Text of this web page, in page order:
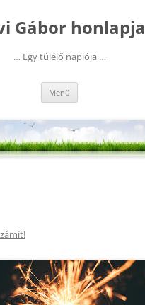
Gábor honlapja
… Egy túlélő naplója …
Menü